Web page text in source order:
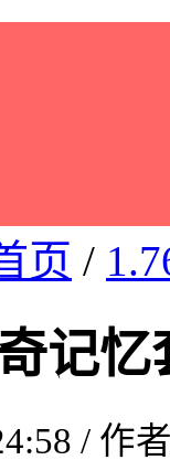
页 /
记
/ 作